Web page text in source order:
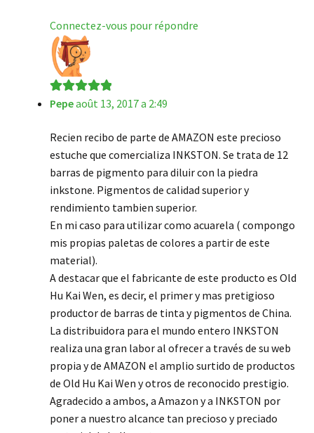
Connectez-vous pour répondre
Note 5sur 5
Pepeaoût 13, 2017 a 2:49
Recien recibo de parte de AMAZON este precioso
estuche que comercializa INKSTON. Se trata de 12
barras de pigmento para diluir con la piedra
inkstone. Pigmentos de calidad superior y
rendimiento tambien superior.
En mi caso para utilizar como acuarela ( compongo
mis propias paletas de colores a partir de este
material).
A destacar que el fabricante de este producto es Old
Hu Kai Wen, es decir, el primer y mas pretigioso
productor de barras de tinta y pigmentos de China.
La distribuidora para el mundo entero INKSTON
realiza una gran labor al ofrecer a través de su web
propia y de AMAZON el amplio surtido de productos
de Old Hu Kai Wen y otros de reconocido prestigio.
Agradecido a ambos, a Amazon y a INKSTON por
poner a nuestro alcance tan precioso y preciado